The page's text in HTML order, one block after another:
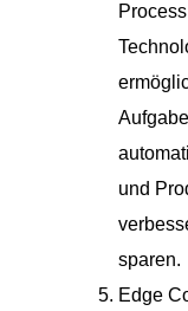
und
sparen.
Edge